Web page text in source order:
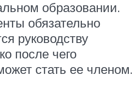
образовании.
обязательно
руководству
после чего
стать ее членом.